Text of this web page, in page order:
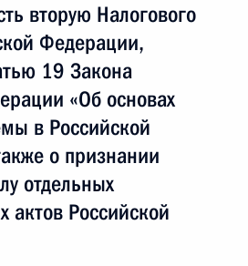
вторую Налогового
Федерации,
19 Закона
«Об основах
в Российской
о признании
отдельных
актов Российской